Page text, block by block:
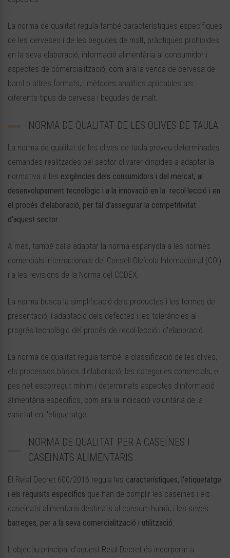
La norma de qualitat regula també característiques específiques
de les cerveses i de les begudes de malt, pràctiques prohibides
en la seva elaboració, informació alimentària al consumidor i
aspectes de comercialització, com ara la venda de cervesa de
barril o altres formats, i mètodes analítics aplicables als
diferents tipus de cervesa i begudes de malt.
NORMA DE QUALITAT DE LES OLIVES DE TAULA
La norma de qualitat de les olives de taula preveu determinades
demandes realitzades pel sector olivarer dirigides a adaptar la
normativa a les exigències dels consumidors i del mercat, al
desenvolupament tecnològic i a la innovació en la recol·lecció i en
el procés d'elaboració, per tal d'assegurar la competitivitat
d'aquest sector
A més, també calia adaptar la norma espanyola a les normes
comercials internacionals del Consell Oleícola Internacional (COI)
i a les revisions de la Norma del CODEX.
La norma busca la simplificació dels productes i les formes de
presentació, l'adaptació dels defectes i les toleràncies al
progrés tecnològic del procés de recol·lecció i d'elaboració.
La norma de qualitat regula també la classificació de les olives,
els processos bàsics d'elaboració, les categories comercials, el
pes net escorregut mínim i determinats aspectes d'informació
alimentària específics, com ara la indicació voluntària de la
varietat en l'etiquetatge.
NORMA DE QUALITAT PER A CASEÏNES I
CASEÏNATS ALIMENTARIS
El Reial Decret 600/2016 regula les característiques, l'etiquetatge
i els requisits específics que han de complir les caseïnes i els
caseïnats alimentaris destinats al consum humà, i les seves
barreges, per a la seva comercialització i utilització
L'objectiu principal d'aquest Reial Decret és incorporar a